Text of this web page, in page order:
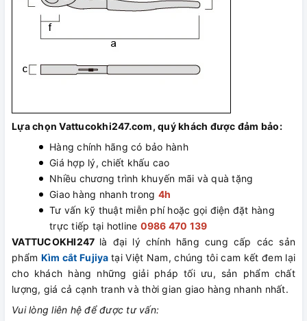
Lựa chọn Vattucokhi247.com, quý khách được đảm bảo:
Hàng chính hãng có bảo hành
Giá hợp lý, chiết khấu cao
Nhiều chương trình khuyến mãi và quà tặng
Giao hàng nhanh trong 4h
Tư vấn kỹ thuật miễn phí hoặc gọi điện đặt hàng
trực tiếp tại hotline 0986 470 139
VATTUCOKHI247 là đại lý chính hãng cung cấp các sản
phẩm Kìm cắt Fujiya tại Việt Nam, chúng tôi cam kết đem lại
cho khách hàng những giải pháp tối ưu, sản phẩm chất
lượng, giá cả cạnh tranh và thời gian giao hàng nhanh nhất.
Vui lòng liên hệ để được tư vấn: